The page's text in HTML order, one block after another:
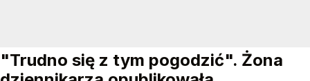
"Trudno się z tym pogodzić". Żona